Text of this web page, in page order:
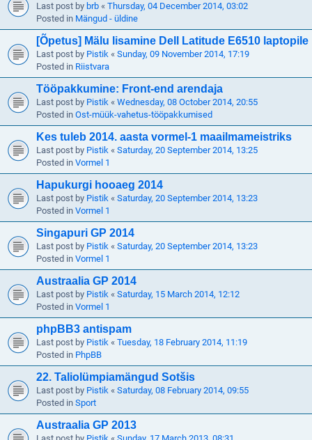
Last post by brb « Thursday, 04 December 2014, 03:02
Posted in Mängud - üldine
[Õpetus] Mälu lisamine Dell Latitude E6510 laptopile
Last post by Pistik « Sunday, 09 November 2014, 17:19
Posted in Riistvara
Tööpakkumine: Front-end arendaja
Last post by Pistik « Wednesday, 08 October 2014, 20:55
Posted in Ost-müük-vahetus-tööpakkumised
Kes tuleb 2014. aasta vormel-1 maailmameistriks
Last post by Pistik « Saturday, 20 September 2014, 13:25
Posted in Vormel 1
Hapukurgi hooaeg 2014
Last post by Pistik « Saturday, 20 September 2014, 13:23
Posted in Vormel 1
Singapuri GP 2014
Last post by Pistik « Saturday, 20 September 2014, 13:23
Posted in Vormel 1
Austraalia GP 2014
Last post by Pistik « Saturday, 15 March 2014, 12:12
Posted in Vormel 1
phpBB3 antispam
Last post by Pistik « Tuesday, 18 February 2014, 11:19
Posted in PhpBB
22. Taliolümpiamängud Sotšis
Last post by Pistik « Saturday, 08 February 2014, 09:55
Posted in Sport
Austraalia GP 2013